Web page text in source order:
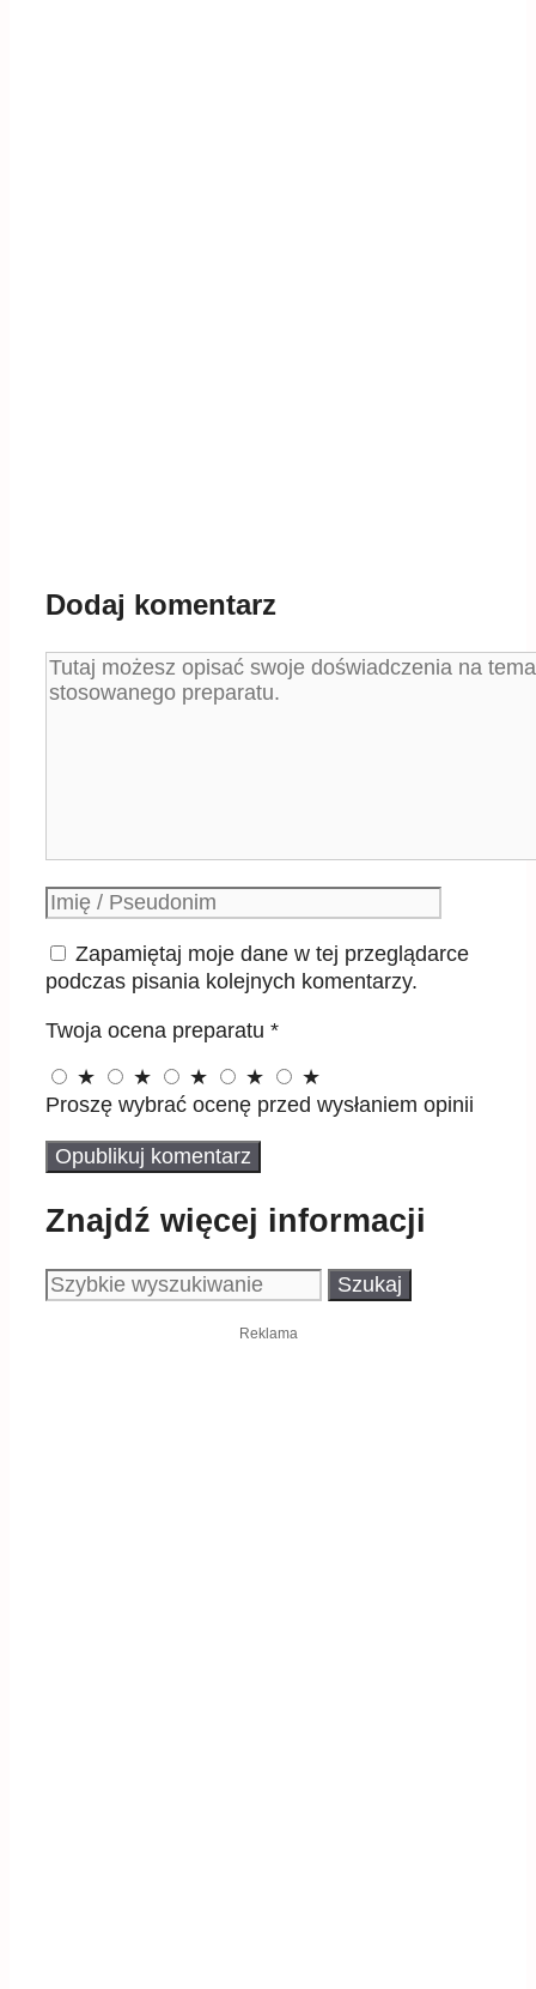
Dodaj komentarz
Komentarz
Podpis
Zapamiętaj moje dane w tej przeglądarce
podczas pisania kolejnych komentarzy.
Twoja ocena preparatu *
★
★ ★ ★
★
Proszę wybrać ocenę przed wysłaniem opinii
Znajdź więcej informacji
Szukaj:
Reklama